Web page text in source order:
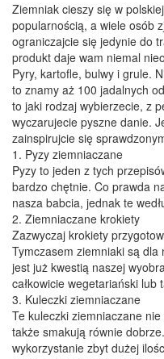
Ziemniak cieszy się w
popularnością, a wiele osób
ograniczajcie się jedynie do
produkt daje wam niemal
Pyry, kartofle, bulwy i grule.
to znamy aż 100 jadalnych
to jaki rodzaj wybierzecie, z
wyczarujecie pyszne danie.
zainspirujcie się
1. Pyzy ziemniaczane
Pyzy to jeden z tych
bardzo chętnie. Co prawda
nasza babcia, jednak te
2. Ziemniaczane krokiety
Zazwyczaj krokiety
Tymczasem ziemniaki są dla
jest już kwestią naszej
całkowicie wegetariański lub
3. Kuleczki ziemniaczane
Te kuleczki ziemniaczane
także smakują równie
wykorzystanie zbyt dużej